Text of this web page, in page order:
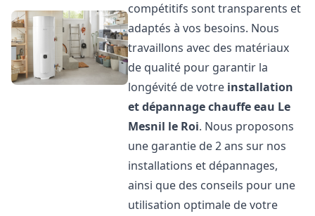
compétitifs sont transparents et
adaptés à vos besoins. Nous
travaillons avec des matériaux
de qualité pour garantir la
longévité de votre installation
et dépannage chauffe eau Le
Mesnil le Roi. Nous proposons
une garantie de 2 ans sur nos
installations et dépannages,
ainsi que des conseils pour une
utilisation optimale de votre